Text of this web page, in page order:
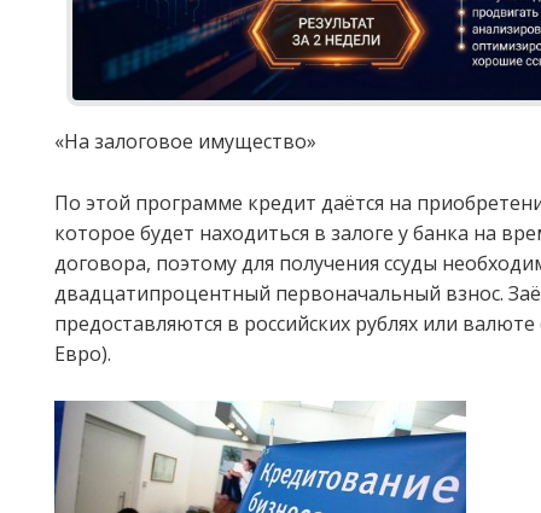
«На залоговое имущество»
По этой программе кредит даётся на
которое будет находиться в залоге у банка на
договора, поэтому для получения ссуды
двадцатипроцентный первоначальный взнос.
предоставляются в российских рублях или
Евро).